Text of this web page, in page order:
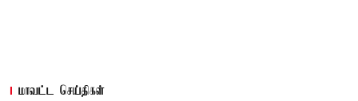
மாவட்ட செய்திகள்